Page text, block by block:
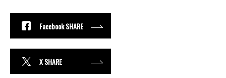
Facebook SHARE
X SHARE